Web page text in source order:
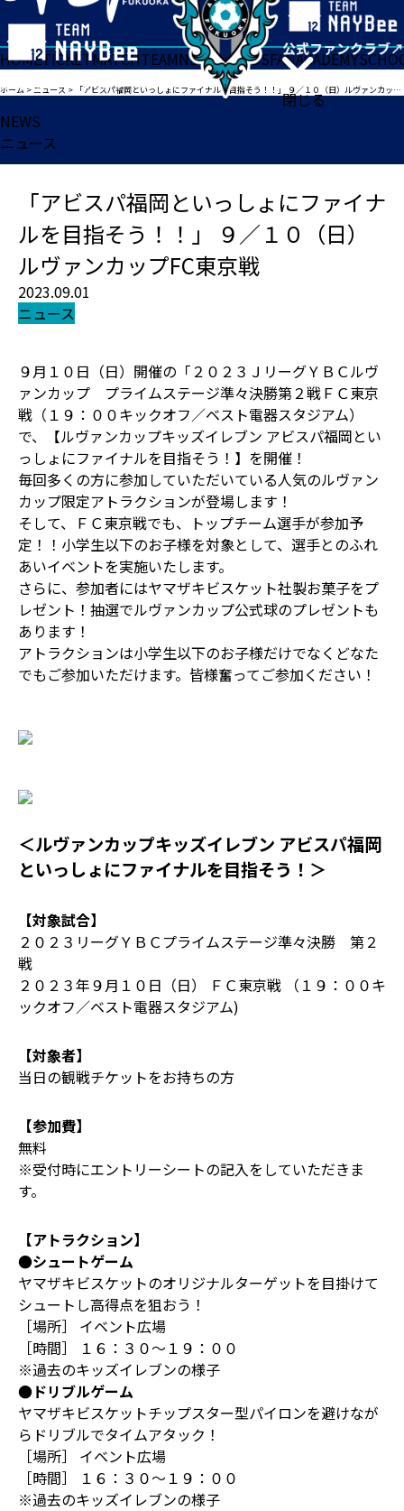
閉じる
HOMETICKETMATCHTEAMNEWSGOODSFANACADEMY
ホーム >ニュース > 「アビスパ福岡といっしょにファイナルを目指そう！！」 ９／１０（日）ルヴァンカップFC東京戦
NEWS
ニュース
「アビスパ福岡といっしょにファイナ
ルを目指そう！！」 ９／１０（日）
ルヴァンカップFC東京戦
2023.09.01
ニュース
９月１０日（日）開催の「２０２３ＪリーグＹＢＣルヴ
ァンカップ プライムステージ準々決勝第２戦ＦＣ東京
戦（１９：００キックオフ／ベスト電器スタジアム）
で、【ルヴァンカップキッズイレブン アビスパ福岡とい
っしょにファイナルを目指そう！】を開催！
毎回多くの方に参加していただいている人気のルヴァン
カップ限定アトラクションが登場します！
そして、ＦＣ東京戦でも、トップチーム選手が参加予
定！！小学生以下のお子様を対象として、選手とのふれ
あいイベントを実施いたします。
さらに、参加者にはヤマザキビスケット社製お菓子をプ
レゼント！抽選でルヴァンカップ公式球のプレゼントも
あります！
アトラクションは小学生以下のお子様だけでなくどなた
でもご参加いただけます。皆様奮ってご参加ください！
＜ルヴァンカップキッズイレブン アビスパ福岡
といっしょにファイナルを目指そう！＞
【対象試合】
２０２３リーグＹＢＣプライムステージ準々決勝 第２
戦
２０２３年９月１０日（日） ＦＣ東京戦 （１９：００キ
ックオフ／ベスト電器スタジアム)
【対象者】
当日の観戦チケットをお持ちの方
【参加費】
無料
※受付時にエントリーシートの記入をしていただきま
す。
【アトラクション】
●シュートゲーム
ヤマザキビスケットのオリジナルターゲットを目掛けて
シュートし高得点を狙おう！
［場所］ イベント広場
［時間］ １６：３０～１９：００
※過去のキッズイレブンの様子
●ドリブルゲーム
ヤマザキビスケットチップスター型パイロンを避けなが
らドリブルでタイムアタック！
［場所］ イベント広場
［時間］ １６：３０～１９：００
※過去のキッズイレブンの様子